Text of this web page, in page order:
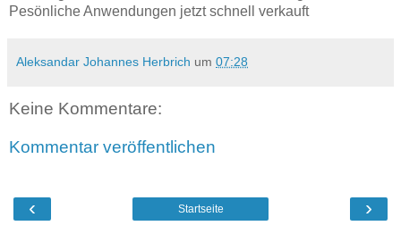
Pesönliche Anwendungen jetzt schnell verkauft
Aleksandar Johannes Herbrich um 07:28
Keine Kommentare:
Kommentar veröffentlichen
‹ ›
Startseite